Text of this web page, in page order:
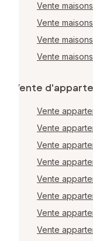
Vente
Vente
Vente
Vente
Vente
Vente
Vente
Vente
Vente
Vente
Vente
Vente
Vente